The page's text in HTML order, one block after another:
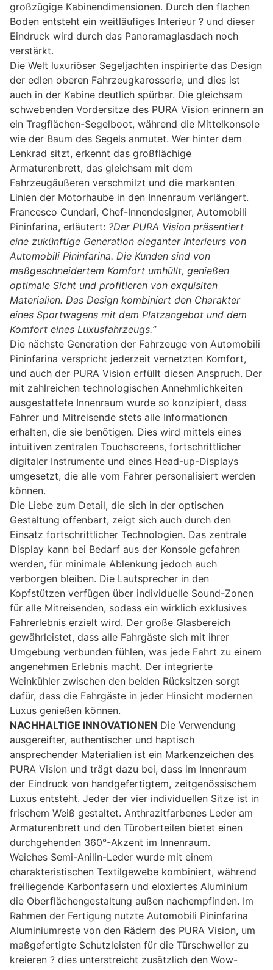
großzügige Kabinendimensionen. Durch den flachen
Boden entsteht ein weitläufiges Interieur ? und dieser
Eindruck wird durch das Panoramaglasdach noch
verstärkt.
Die Welt luxuriöser Segeljachten inspirierte das Design
der edlen oberen Fahrzeugkarosserie, und dies ist
auch in der Kabine deutlich spürbar. Die gleichsam
schwebenden Vordersitze des PURA Vision erinnern an
ein Tragflächen-Segelboot, während die Mittelkonsole
wie der Baum des Segels anmutet. Wer hinter dem
Lenkrad sitzt, erkennt das großflächige
Armaturenbrett, das gleichsam mit dem
Fahrzeugäußeren verschmilzt und die markanten
Linien der Motorhaube in den Innenraum verlängert.
Francesco Cundari, Chef-Innendesigner, Automobili
Pininfarina, erläutert: ?Der PURA Vision präsentiert
eine zukünftige Generation eleganter Interieurs von
Automobili Pininfarina. Die Kunden sind von
maßgeschneidertem Komfort umhüllt, genießen
optimale Sicht und profitieren von exquisiten
Materialien. Das Design kombiniert den Charakter
eines Sportwagens mit dem Platzangebot und dem
Komfort eines Luxusfahrzeugs.“
Die nächste Generation der Fahrzeuge von Automobili
Pininfarina verspricht jederzeit vernetzten Komfort,
und auch der PURA Vision erfüllt diesen Anspruch. Der
mit zahlreichen technologischen Annehmlichkeiten
ausgestattete Innenraum wurde so konzipiert, dass
Fahrer und Mitreisende stets alle Informationen
erhalten, die sie benötigen. Dies wird mittels eines
intuitiven zentralen Touchscreens, fortschrittlicher
digitaler Instrumente und eines Head-up-Displays
umgesetzt, die alle vom Fahrer personalisiert werden
können.
Die Liebe zum Detail, die sich in der optischen
Gestaltung offenbart, zeigt sich auch durch den
Einsatz fortschrittlicher Technologien. Das zentrale
Display kann bei Bedarf aus der Konsole gefahren
werden, für minimale Ablenkung jedoch auch
verborgen bleiben. Die Lautsprecher in den
Kopfstützen verfügen über individuelle Sound-Zonen
für alle Mitreisenden, sodass ein wirklich exklusives
Fahrerlebnis erzielt wird. Der große Glasbereich
gewährleistet, dass alle Fahrgäste sich mit ihrer
Umgebung verbunden fühlen, was jede Fahrt zu einem
angenehmen Erlebnis macht. Der integrierte
Weinkühler zwischen den beiden Rücksitzen sorgt
dafür, dass die Fahrgäste in jeder Hinsicht modernen
Luxus genießen können.
NACHHALTIGE INNOVATIONEN Die Verwendung
ausgereifter, authentischer und haptisch
ansprechender Materialien ist ein Markenzeichen des
PURA Vision und trägt dazu bei, dass im Innenraum
der Eindruck von handgefertigtem, zeitgenössischem
Luxus entsteht. Jeder der vier individuellen Sitze ist in
frischem Weiß gestaltet. Anthrazitfarbenes Leder am
Armaturenbrett und den Türoberteilen bietet einen
durchgehenden 360°-Akzent im Innenraum.
Weiches Semi-Anilin-Leder wurde mit einem
charakteristischen Textilgewebe kombiniert, während
freiliegende Karbonfasern und eloxiertes Aluminium
die Oberflächengestaltung außen nachempfinden. Im
Rahmen der Fertigung nutzte Automobili Pininfarina
Aluminiumreste von den Rädern des PURA Vision, um
maßgefertigte Schutzleisten für die Türschweller zu
kreieren ? dies unterstreicht zusätzlich den Wow-